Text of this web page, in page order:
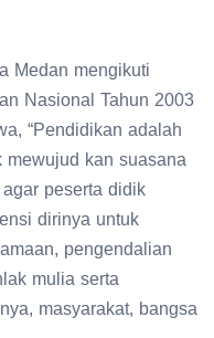
Medan mengikuti
Nasional Tahun 2003
“Pendidikan adalah
mewujud kan suasana
peserta didik
dirinya untuk
pengendalian
mulia serta
masyarakat, bangsa